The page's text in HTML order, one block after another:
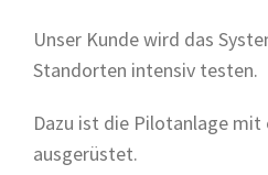
Unser Kunde wird das
Standorten intensiv testen.
Dazu ist die Pilotanlage mit
ausgerüstet.